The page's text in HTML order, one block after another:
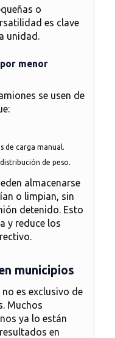
o
es clave
unidad .
menor
se usen de
de carga manual.
de peso.
almacenarse
o limpian, sin
detenido. Esto
y reduce los
.
municipios
es exclusivo de
Muchos
ya lo están
en